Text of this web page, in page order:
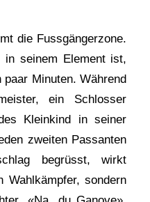
die Fussgängerzone.
in seinem Element ist,
Minuten. Während
ein Schlosser
Kleinkind in seiner
zweiten Passanten
begrüsst, wirkt
Wahlkämpfer, sondern